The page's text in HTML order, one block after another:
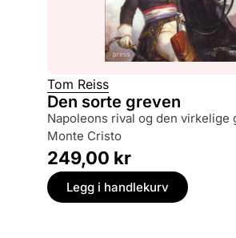
Tom Reiss
Den sorte greven
Napoleons rival og den virkelige greven av
Monte Cristo
249,00 kr
Legg i handlekurv